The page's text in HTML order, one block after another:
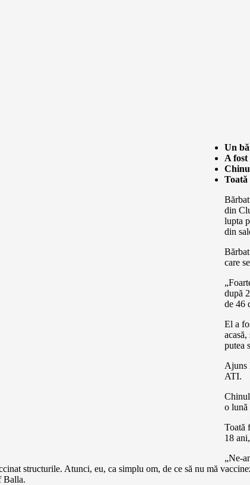
Un
A
Toată
din
lupta
din
care
după
de 46
El a
putea
Ajuns
ATI.
o lună
Toată
18
„Ne-
structurile. Atunci, eu, ca simplu om, de ce să nu mă
Balla.